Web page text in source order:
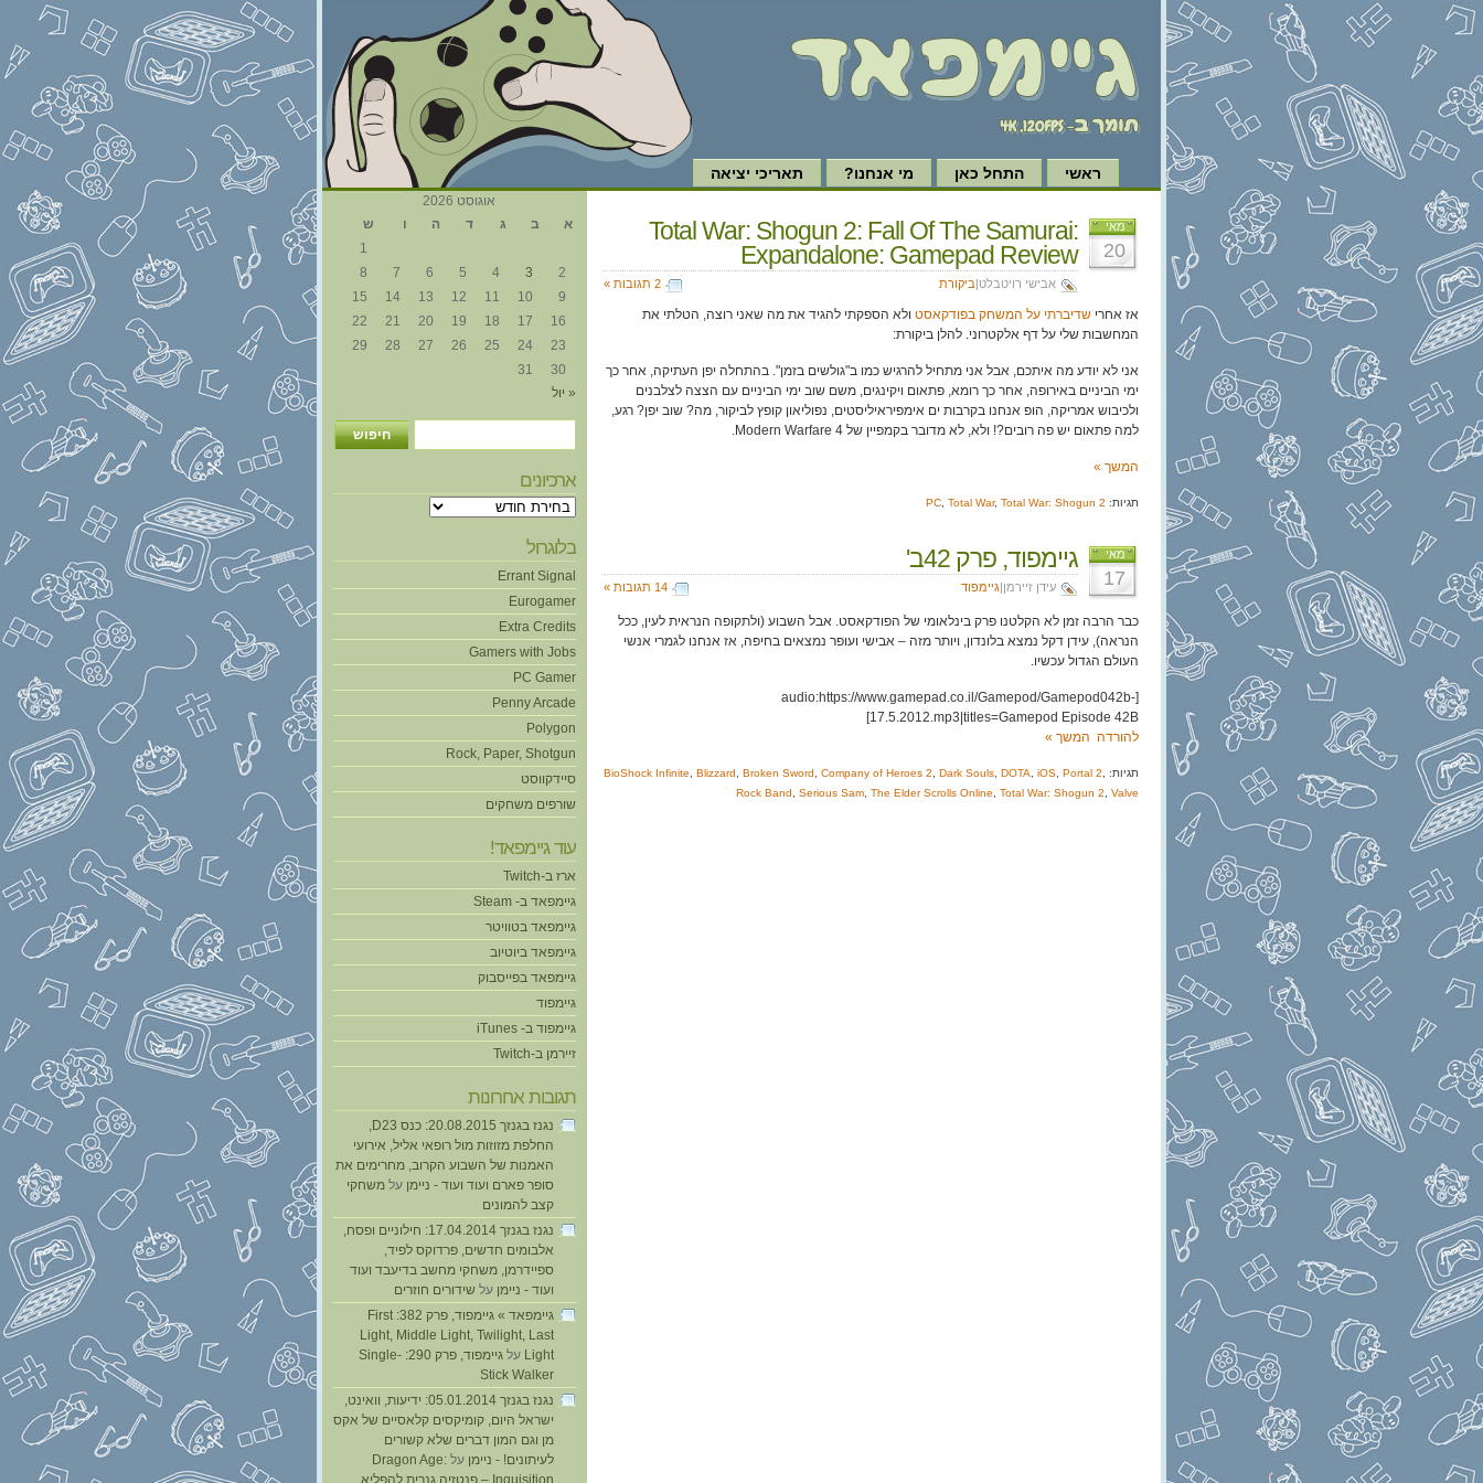
ראשי התחל כאן מי אנחנו? תאריכי יציאה
מאי
20
Total War: Shogun 2: Fall Of The Samurai:
Expandalone: Gamepad Review
אבישי רויטבלט|ביקורת 2 תגובות »
אז אחרי שדיברתי על המשחק בפודקאסט ולא הספקתי להגיד את מה שאני רוצה, הטלתי את
המחשבות שלי על דף אלקטרוני. להלן ביקורת:
אני לא יודע מה איתכם, אבל אני מתחיל להרגיש כמו ב"גולשים בזמן". בהתחלה יפן העתיקה, אחר כך
ימי הביניים באירופה, אחר כך רומא, פתאום ויקינגים, משם שוב ימי הביניים עם הצצה לצלבנים
ולכיבוש אמריקה, הופ אנחנו בקרבות ים אימפיראיליסטים, נפוליאון קופץ לביקור, מה? שוב יפן? רגע,
למה פתאום יש פה רובים?! ולא, לא מדובר בקמפיין של Modern Warfare 4.
המשך »
תגיות: PC Total War, Total War: Shogun 2
מאי
17
גיימפוד, פרק 42ב'
עידן זיירמן|גיימפוד 14 תגובות »
כבר הרבה זמן לא הקלטנו פרק בינלאומי של הפודקאסט. אבל השבוע (ולתקופה הנראית לעין, ככל
הנראה), עידן דקל נמצא בלונדון, ויותר מזה – אבישי ועופר נמצאים בחיפה, אז אנחנו לגמרי אנשי
העולם הגדול עכשיו.
[audio:https://www.gamepad.co.il/Gamepod/Gamepod042b-
17.5.2012.mp3|titles=Gamepod Episode 42B]
להורדה המשך »
תגיות: BioShock Infinite Blizzard Broken Sword Company of Heroes 2 Dark Souls DOTA iOS Portal 2
Rock Band
Serious Sam The Elder Scrolls Online Total War: Shogun 2 Valve
אוגוסט 2026
א
ב ג ד ה ו
ש
1
2
3
4
5
6
7
8
9
10
11
12
13
14
15
16
17
18
19
20
21
22
23
24
25
26
27
28
29
30
31
« יול
ארכיונים
ארכיונים
בלוגרול
Errant Signal
Eurogamer
Extra Credits
Gamers with Jobs
PC Gamer
Penny Arcade
Polygon
Rock, Paper, Shotgun
סיידקווסט
שורפים משחקים
עוד גיימפאד!
ארז ב-Twitch
גיימפאד ב- Steam
גיימפאד בטוויטר
גיימפאד ביוטיוב
גיימפאד בפייסבוק
גיימפוד
גיימפוד ב- iTunes
זיירמן ב-Twitch
תגובות אחרונות
נגנז בגנזך 20.08.2015: כנס D23,
החלפת מזוזות מול רופאי אליל, אירועי
האמנות של השבוע הקרוב, מחרימים את
סופר פארם ועוד ועוד - ניימן על משחקי
קצב להמונים
נגנז בגנזך 17.04.2014: חילוניים ופסח,
אלבומים חדשים, פרדוקס לפיד,
ספיידרמן, משחקי מחשב בדיעבד ועוד
ועוד - ניימן על שידורים חוזרים
גיימפאד » גיימפוד, פרק 382: First
Light, Middle Light, Twilight, Last
Light על
גיימפוד, פרק 290: Single-
Stick Walker
נגנז בגנזך 05.01.2014: ידיעות, וואינט,
ישראל היום, קומיקסים קלאסיים של אקס
מן וגם המון דברים שלא קשורים
לעיתונים! - ניימן על Dragon Age:
Inquisition – פנטזיה גנרית להפליא